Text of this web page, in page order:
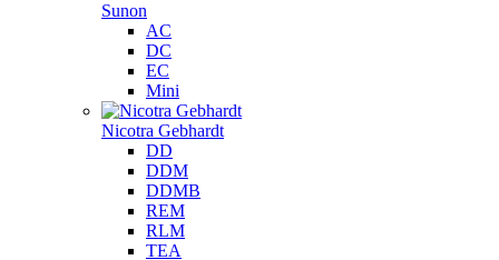
Sunon
AC
DC
EC
Mini
Nicotra Gebhardt
DD
DDM
DDMB
REM
RLM
TEA